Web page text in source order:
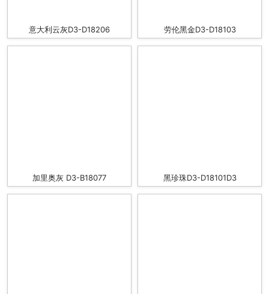
意大利云灰D3-D18206 劳伦黑金D3-D18103
加里奥灰 D3-B18077 黑珍珠D3-D18101D3